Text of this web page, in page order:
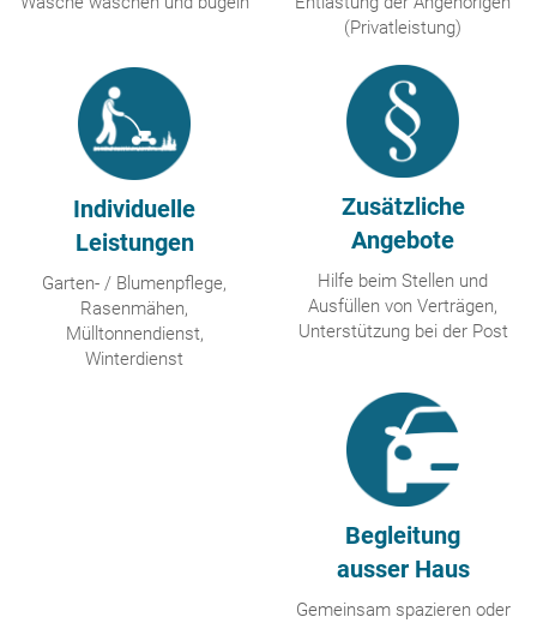
(Privatleistung)
Individuelle
Leistungen
Garten- / Blumenpflege,
Rasenmähen,
Mülltonnendienst,
Winterdienst
Zusätzliche
Angebote
Hilfe beim Stellen und
Ausfüllen von Verträgen,
Unterstützung bei der Post
Begleitung
ausser Haus
Gemeinsam spazieren oder